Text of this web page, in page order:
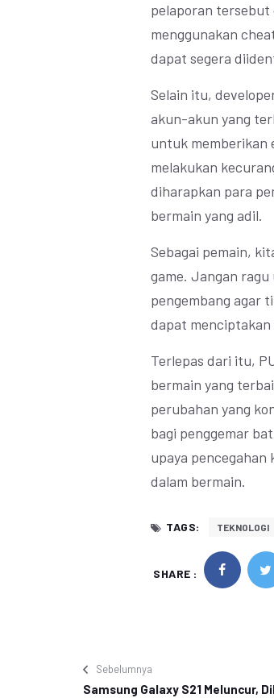
pelaporan tersebut
menggunakan
dapat segera
Selain itu,
akun-akun yang
untuk memberikan
melakukan
diharapkan para
bermain yang adil.
Sebagai pemain,
game. Jangan
pengembang agar
dapat menciptakan
Terlepas dari itu,
bermain yang
perubahan yang
bagi penggemar
upaya pencegahan
dalam bermain.
TAGS: TEKNOLOGI
SHARE :
Sebelumnya
Samsung Galaxy S21 Meluncur,